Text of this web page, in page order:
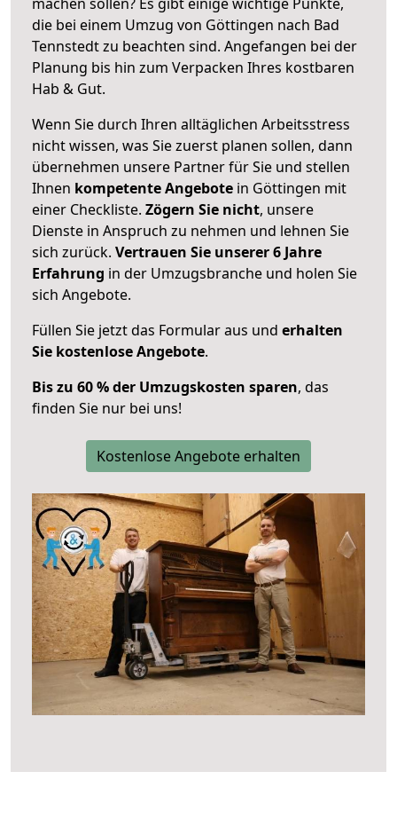
die bei einem Umzug von Göttingen nach Bad
Tennstedt zu beachten sind. Angefangen bei der
Planung bis hin zum Verpacken Ihres kostbaren
Hab & Gut.
Wenn Sie durch Ihren alltäglichen Arbeitsstress
nicht wissen, was Sie zuerst planen sollen, dann
übernehmen unsere Partner für Sie und stellen
Ihnen kompetente Angebote in Göttingen mit
einer Checkliste. Zögern Sie nicht, unsere
Dienste in Anspruch zu nehmen und lehnen Sie
sich zurück. Vertrauen Sie unserer 6 Jahre
Erfahrung in der Umzugsbranche und holen Sie
sich Angebote.
Füllen Sie jetzt das Formular aus und erhalten
Sie kostenlose Angebote.
Bis zu 60 % der Umzugskosten sparen, das
finden Sie nur bei uns!
Kostenlose Angebote erhalten